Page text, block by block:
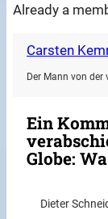
Already a
Carsten
Der Mann von
Ein
Globe:
Dieter